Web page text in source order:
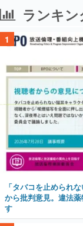
ランキン
1
「タバコを止められ
から批判意見。違法
す